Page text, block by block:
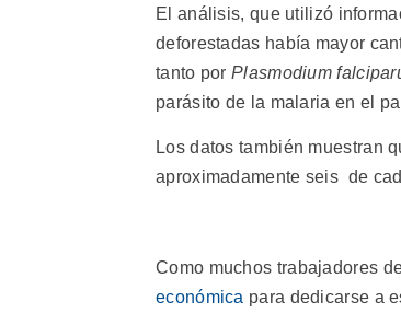
El análisis, que utilizó
deforestadas había mayor
tanto por Plasmodium
parásito de la malaria en el
Los datos también muestran
aproximadamente seis de
Como muchos trabajadores
económica para dedicarse a